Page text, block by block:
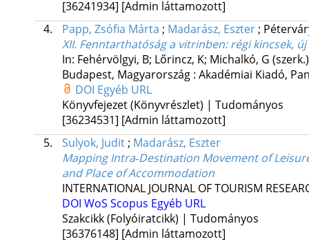
[36241934] [Admin láttamozott]
4.
Papp, Zsófia Márta ; Madarász, Eszter;
XII. Fenntarthatóság a vitrinben: régi kincsek,
In: Fehérvölgyi, B; Lőrincz, K; Michalkó, G
Budapest, Magyarország : Akadémiai Kiadó,
DOI Egyéb URL
Könyvfejezet (Könyvrészlet) | Tudományos
[36234531] [Admin láttamozott]
5.
Sulyok, Judit; Madarász, Eszter
Mapping Intra‐Destination Movement of
and Place of Accommodation
INTERNATIONAL JOURNAL OF TOURISM
DOI WoS Scopus Egyéb URL
Szakcikk (Folyóiratcikk) | Tudományos
[36376148] [Admin láttamozott]